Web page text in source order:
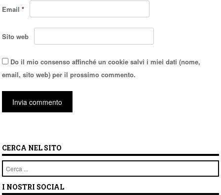
Email*
Sito web
Do il mio consenso affinché un cookie salvi i miei dati (nome,
email, sito web) per il prossimo commento.
CERCA NEL SITO
Cerca
I NOSTRI SOCIAL